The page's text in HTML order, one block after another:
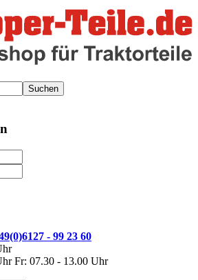
Suchen
- 99 23 60
Fr: 07.30 - 13.00 Uhr